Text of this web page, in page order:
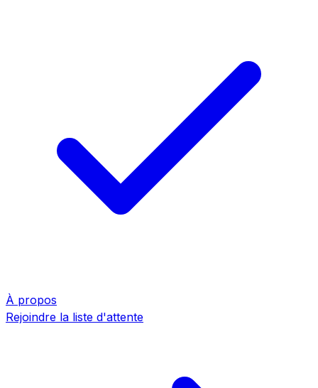
À propos
Rejoindre la liste d'attente